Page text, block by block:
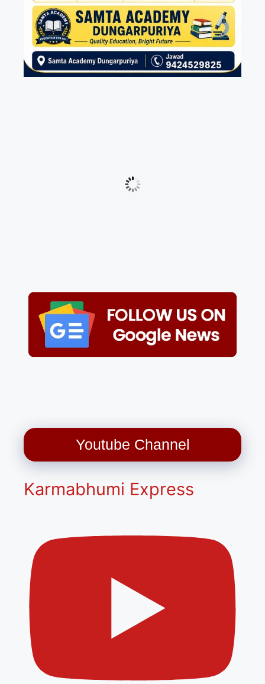
Youtube Channel
Karmabhumi Express